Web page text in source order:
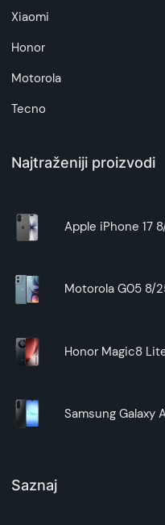
Xiaomi
Honor
Motorola
Tecno
Najtraženiji proizvodi
Apple iPhone 17
Motorola G05 8/
Honor Magic8
Samsung Galaxy
Saznaj